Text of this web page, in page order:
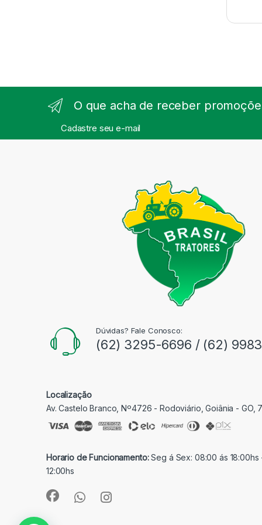
O que acha de receber
Cadastre seu e-mail
Dúvidas? Fale Conosco:
(62) 3295-6696 / (62)
Localização
Av. Castelo Branco, Nº4726 - Rodoviário, Goiânia - GO,
Horario de Funcionamento:Seg á Sex: 08:00 ás 18:00hs
12:00hs